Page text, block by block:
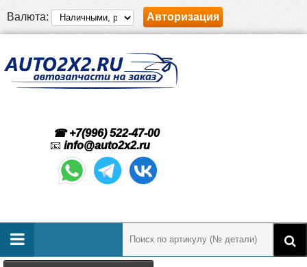
Валюта: Авторизация
☎ +7(996) 522-47-00
📧 info@auto2x2.ru